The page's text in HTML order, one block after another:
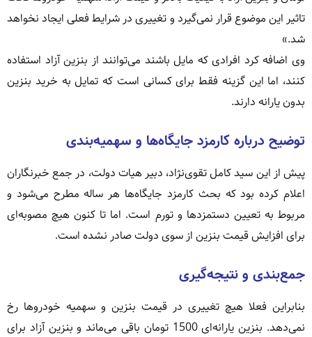
تاثیر این موضوع قرار نمی‌گیرد و تغییری در شرایط فعلی ایجاد نخواهد
شد.»
وی اضافه کرد افرادی که مایل باشند می‌توانند از بنزین آزاد استفاده
کنند، اما این گزینه فقط برای کسانی است که تمایل به خرید بنزین
بدون یارانه دارند.
توضیح درباره کارمزد جایگاه‌ها و سهمیه‌بندی
پیش از این سید کامل تقوی‌نژاد، دبیر هیات دولت، در جمع خبرنگاران
اعلام کرده بود که بحث کارمزد جایگاه‌ها هر ساله مطرح می‌شود و
مربوط به تعیین دستمزدها و تورم است. اما تا کنون هیچ مصوبه‌ای
برای افزایش قیمت بنزین از سوی دولت صادر نشده است.
جمع‌بندی و نتیجه‌گیری
بنابراین فعلا هیچ تغییری در قیمت بنزین و سهمیه خودروها رخ
نمی‌دهد. بنزین یارانه‌ای 1500 تومان باقی می‌ماند و بنزین آزاد برای